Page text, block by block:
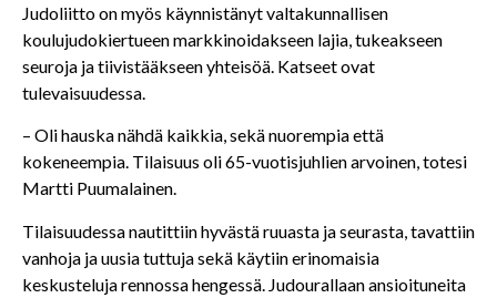
Judoliitto on myös käynnistänyt valtakunnallisen
koulujudokiertueen markkinoidakseen lajia, tukeakseen
seuroja ja tiivistääkseen yhteisöä. Katseet ovat
tulevaisuudessa.
– Oli hauska nähdä kaikkia, sekä nuorempia että
kokeneempia. Tilaisuus oli 65-vuotisjuhlien arvoinen, totesi
Martti Puumalainen.
Tilaisuudessa nautittiin hyvästä ruuasta ja seurasta, tavattiin
vanhoja ja uusia tuttuja sekä käytiin erinomaisia
keskusteluja rennossa hengessä. Judourallaan ansioituneita